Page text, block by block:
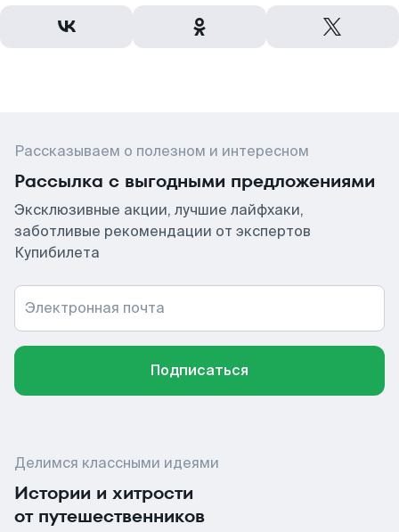
Рассказываем о полезном и интересном
Рассылка с выгодными предложениями
Эксклюзивные акции, лучшие лайфхаки,
заботливые рекомендации от экспертов
Купибилета
Электронная почта
Подписаться
Делимся классными идеями
Истории и хитрости
от путешественников